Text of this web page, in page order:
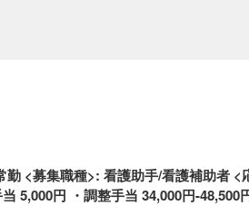
<募集職種>: 看護助手/看護補助者
5,000円 ・調整手当 34,000円-48,500